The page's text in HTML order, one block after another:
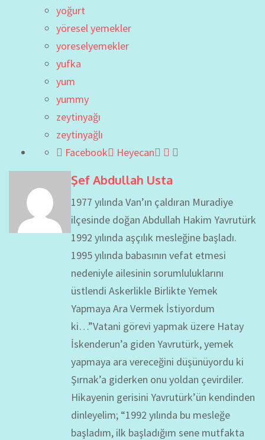
yoğurt
yöresel yemekler
yoreselyemekler
yufka
yum
yummy
zeytinyağı
zeytinyağlı
Facebook
Heyecan
Şef Abdullah Usta
1977 yılında Van’ın çaldıran Muradiye
ilçesinde doğan Abdullah Hakim Yavrutürk
1992 yılında aşçılık mesleğine başladı.
1995 yılında babasının vefat etmesi
nedeniyle ailesinin sorumluluklarını
üstlendi Askerlikle Birlikte Yemek
Yapmaya Ara Vermek İstiyordum
ki…”Vatani görevi yapmak üzere Hatay
İskenderun’a giden Yavrutürk, yemek
yapmaya ara vereceğini düşünüyordu ki
Şırnak’a giderken onu yoldan çevirdiler.
Hikayenin gerisini Yavrutürk’ün kendinden
dinleyelim; “1992 yılında bu mesleğe
başladım, ilk başladığım sene mutfakta